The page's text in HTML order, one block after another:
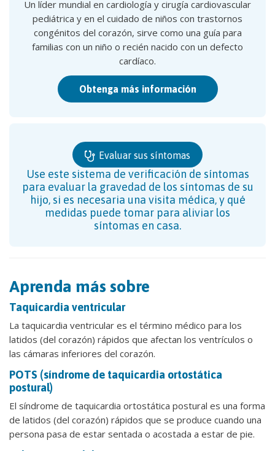
Un líder mundial en cardiología y cirugía cardiovascular
pediátrica y en el cuidado de niños con trastornos
congénitos del corazón, sirve como una guía para
familias con un niño o recién nacido con un defecto
cardíaco.
Obtenga más información
Evaluar sus síntomas
Use este sistema de verificación de síntomas
para evaluar la gravedad de los síntomas de su
hijo, si es necesaria una visita médica, y qué
medidas puede tomar para aliviar los
síntomas en casa.
Aprenda más sobre
Taquicardia ventricular
La taquicardia ventricular es el término médico para los
latidos (del corazón) rápidos que afectan los ventrículos o
las cámaras inferiores del corazón.
POTS (síndrome de taquicardia ortostática
postural)
El síndrome de taquicardia ortostática postural es una forma
de latidos (del corazón) rápidos que se produce cuando una
persona pasa de estar sentada o acostada a estar de pie.